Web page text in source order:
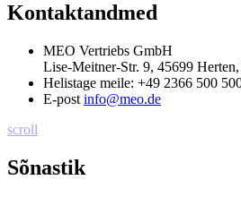
Kontaktandmed
MEO Vertriebs GmbH
Lise-Meitner-Str. 9, 45699
Helistage meile: +49 2366 500
E-post info@meo.de
scroll
Sõnastik